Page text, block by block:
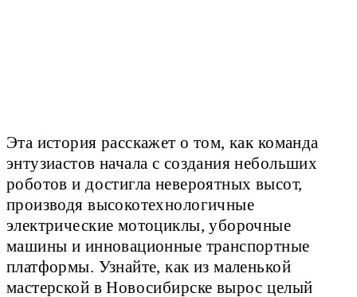
Эта история расскажет о том, как команда
энтузиастов начала с создания небольших
роботов и достигла невероятных высот,
производя высокотехнологичные
электрические мотоциклы, уборочные
машины и инновационные транспортные
платформы. Узнайте, как из маленькой
мастерской в Новосибирске вырос целый